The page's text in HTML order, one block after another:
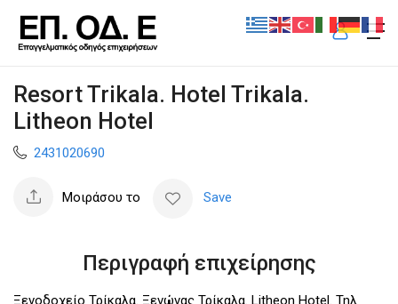
Resort Trikala. Hotel Trikala.
Litheon Hotel
2431020690
Μοιράσου το Save
Περιγραφή επιχείρησης
Ξενοδοχείο Τρίκαλα. Ξενώνας Τρίκαλα. Litheon Hotel. Τηλ